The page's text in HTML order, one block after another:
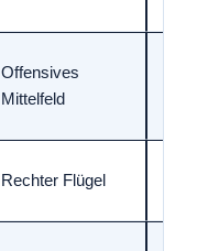
Offensives
Mittelfeld
Rechter Flügel